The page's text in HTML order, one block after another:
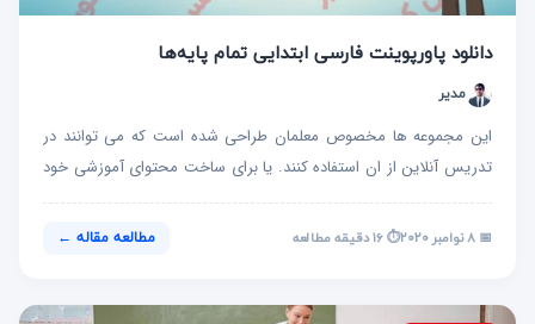
دانلود پاورپوینت فارسی ابتدایی تمام پایه‌ها
مدیر
این مجموعه ها مخصوص معلمان طراحی شده است که می توانند در
تدریس آنلاین از ان استفاده کنند. یا برای ساخت محتوای آموزشی خود
از...
📅 ۸ نوامبر ۲۰۲۰ ⏱️ ۱۶ دقیقه مطالعه مطالعه مقاله ←